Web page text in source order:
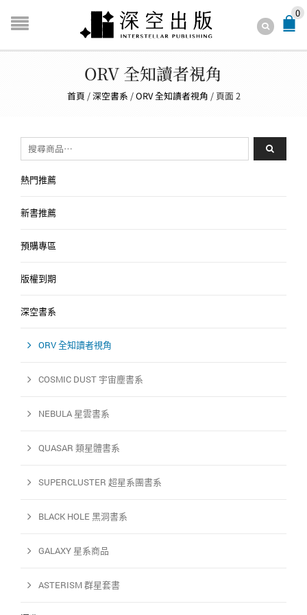
0
ORV 全知讀者視角
首頁 /深空書系 /ORV 全知讀者視角 / 頁面 2
搜尋關鍵字:
熱門推薦
新書推薦
預購專區
版權到期
深空書系
ORV 全知讀者視角
COSMIC DUST 宇宙塵書系
NEBULA 星雲書系
QUASAR 類星體書系
SUPERCLUSTER 超星系團書系
BLACK HOLE 黑洞書系
GALAXY 星系商品
ASTERISM 群星套書